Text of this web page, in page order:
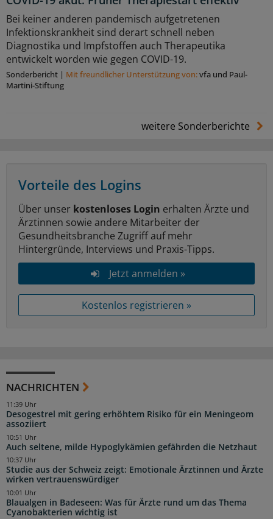
Bei keiner anderen pandemisch aufgetretenen
Infektionskrankheit sind derart schnell neben
Diagnostika und Impfstoffen auch Therapeutika
entwickelt worden wie gegen COVID-19.
Sonderbericht | Mit freundlicher Unterstützung von:vfa und Paul-
Martini-Stiftung
weitere Sonderberichte
Vorteile des Logins
Über unser kostenloses Login erhalten Ärzte und
Ärztinnen sowie andere Mitarbeiter der
Gesundheitsbranche Zugriff auf mehr
Hintergründe, Interviews und Praxis-Tipps.
Jetzt anmelden »
Kostenlos registrieren »
NACHRICHTEN
Desogestrel mit gering erhöhtem Risiko für ein Meningeom
assoziiert
11:39 Uhr
Auch seltene, milde Hypoglykämien gefährden die Netzhaut
10:51 Uhr
Studie aus der Schweiz zeigt: Emotionale Ärztinnen und Ärzte
wirken vertrauenswürdiger
10:37 Uhr
Blaualgen in Badeseen: Was für Ärzte rund um das Thema
Cyanobakterien wichtig ist
10:01 Uhr